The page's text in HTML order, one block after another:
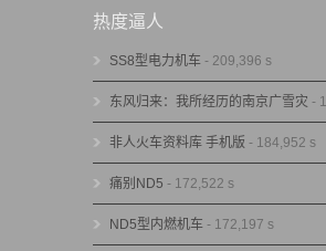
热度逼人
SS8型电力机车 - 209,396 s
东风归来：我所经历的南京广雪灾 -
非人火车资料库 手机版 - 184,952 s
痛别ND5 - 172,522 s
ND5型内燃机车 - 172,197 s